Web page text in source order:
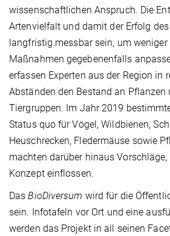
wissenschaftlichen Anspruch. Die
Artenvielfalt und damit der Erfolg des
langfristig messbar sein, um
Maßnahmen gegebenenfalls
erfassen Experten aus der Region in
Abständen den Bestand an Pflanzen
Tiergruppen. Im Jahr 2019
Status quo für Vögel, Wildbienen,
Heuschrecken, Fledermäuse sowie
machten darüber hinaus
Konzept einflossen.
DasBioDiversum wird für die
sein. Infotafeln vor Ort und eine
werden das Projekt in all seinen